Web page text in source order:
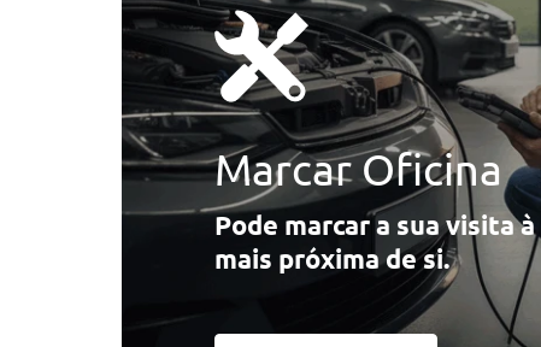
Cruise Control Adaptativo (Acc) Com Função Stop Angd
Detecção De Pontos Cegos (Bsd)
Luzes De Cortesia Com Projecção Do Logótipo
Esp
Luzes Traseiras Led
Conforto/Interior e Exterior
Vidros Electricos A Frente
Apoio De Braço Traseiro Com Dois Suportes Para Copos
Marcar Oficina
Pode marcar a sua visita
mais próxima de si.